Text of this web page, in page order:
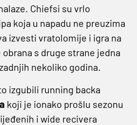
Chiefsi su vrlo
koja u napadu ne preuzima
izvesti vratolomije i igra na
s druge strane jedna
nekoliko godina.
izgubili running backa
koji je ionako prošlu sezonu
i wide recivera